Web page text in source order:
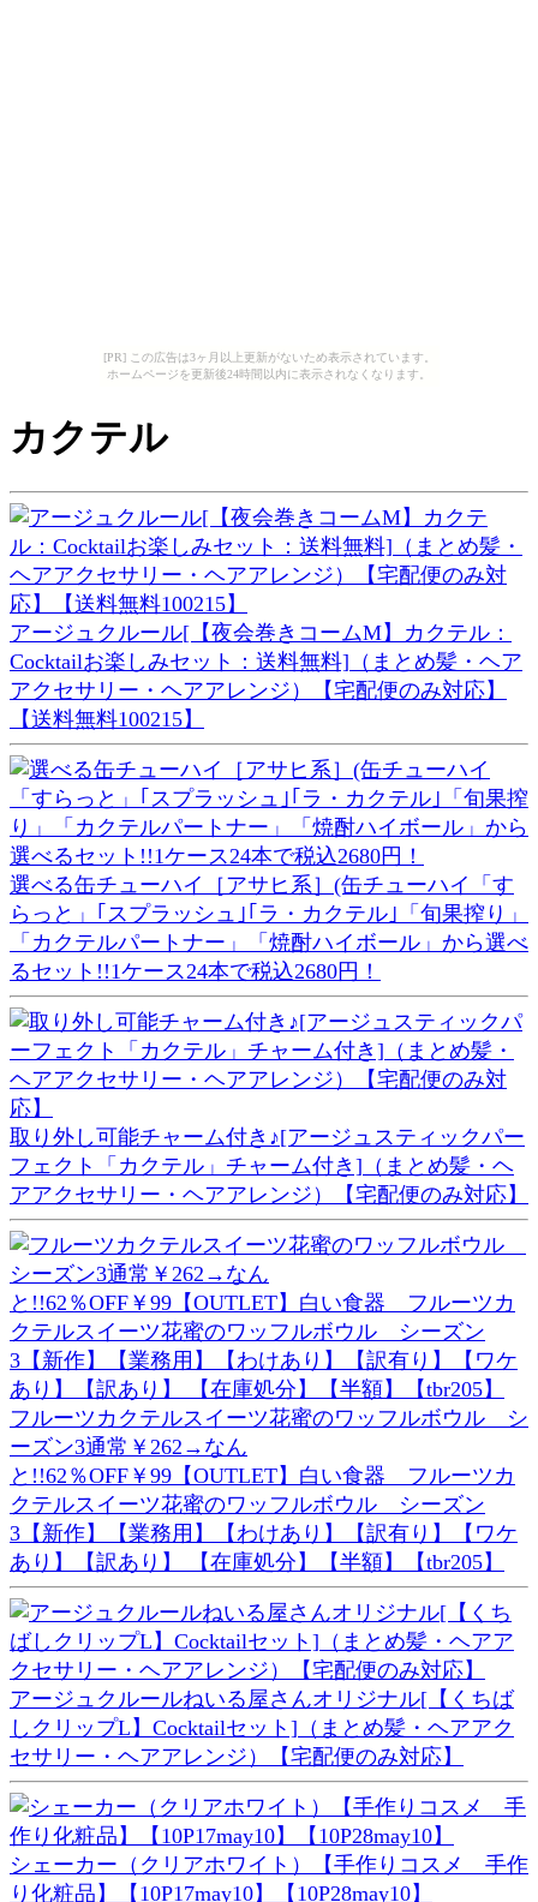
[PR] この広告は3ヶ月以上更新がないため表示されています。
ホームページを更新後24時間以内に表示されなくなります。
カクテル
アージュクルール[【夜会巻きコームM】カクテル：
Cocktailお楽しみセット：送料無料]（まとめ髪・ヘア
アクセサリー・ヘアアレンジ）【宅配便のみ対応】
【送料無料100215】
選べる缶チューハイ［アサヒ系］(缶チューハイ「す
らっと」｢スプラッシュ｣｢ラ・カクテル｣「旬果搾り」
「カクテルパートナー」「焼酎ハイボール」から選べ
るセット!!1ケース24本で税込2680円！
取り外し可能チャーム付き♪[アージュスティックパー
フェクト「カクテル」チャーム付き]（まとめ髪・ヘ
アアクセサリー・ヘアアレンジ）【宅配便のみ対応】
フルーツカクテルスイーツ花蜜のワッフルボウル シ
ーズン3通常￥262→なん
と!!62％OFF￥99【OUTLET】白い食器 フルーツカ
クテルスイーツ花蜜のワッフルボウル シーズン
3【新作】【業務用】【わけあり】【訳有り】【ワケ
あり】【訳あり】 【在庫処分】【半額】【tbr205】
アージュクルールねいる屋さんオリジナル[【くちば
しクリップL】Cocktailセット]（まとめ髪・ヘアアク
セサリー・ヘアアレンジ）【宅配便のみ対応】
シェーカー（クリアホワイト）【手作りコスメ 手作
り化粧品】【10P17may10】【10P28may10】